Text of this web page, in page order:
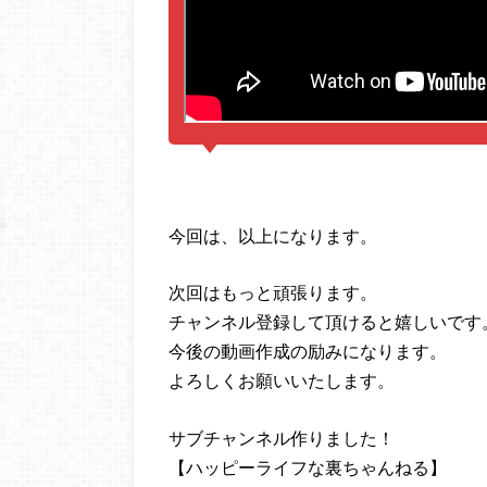
今回は、以上になります。
次回はもっと頑張ります。
チャンネル登録して頂けると嬉しいです
今後の動画作成の励みになります。
よろしくお願いいたします。
サブチャンネル作りました！
【ハッピーライフな裏ちゃんねる】